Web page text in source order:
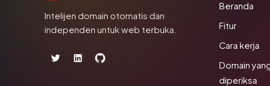
Intelijen domain otomatis dan
independen untuk web terbuka.
Beranda
Fitur
Cara kerja
Domain
diperiksa